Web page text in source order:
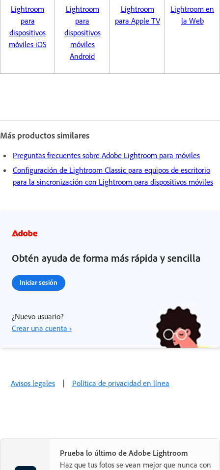
Lightroom
para
dispositivos
móviles iOS
Lightroom
para
dispositivos
móviles
Android
Lightroom
para Apple TV
Lightroom en
la Web
Más productos similares
Preguntas frecuentes sobre Adobe Lightroom para móviles
Configuración de Lightroom Classic para equipos de escritorio
para la sincronización con Lightroom para dispositivos móviles
Obtén ayuda de forma más rápida y sencilla
Iniciar sesión
¿Nuevo usuario?
Crear una cuenta ›
Avisos legales | Política de privacidad en línea
Prueba lo último de Adobe Lightroom
Haz que tus fotos se vean mejor que nunca con